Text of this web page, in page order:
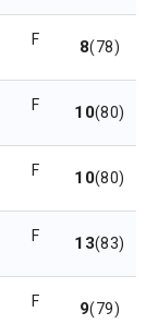
F 8(78)
F 10(80)
F 10(80)
F 13(83)
F 9(79)